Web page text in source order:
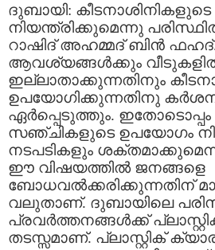
ദുബായി:
നിയന്ത്രിക്കുമെന്നു
റാഷിദ് അഹമ്മദ് ബിന്‍
ആവശ്യങ്ങള്‍ക്കും
ഇല്ലാതാക്കുന്നതിനും
ഉപയോഗിക്കുന്നതിനു
ഏര്‍പ്പെടുത്തും. ഇതോടൊപ്പം
സഞ്ചികളുടെ ഉപയോഗം
നടപടികളും
ഈ വിഷയത്തില്‍ ജനങ്ങളെ
ബോധവല്‍ക്കരിക്കുന്നതിന്
വലുതാണ്‌. ദുബായിലെ
പ്രവര്‍ത്തനങ്ങള്‍ക്ക്
തടസ്സമാണ്. പ്ലാസ്റ്റിക്